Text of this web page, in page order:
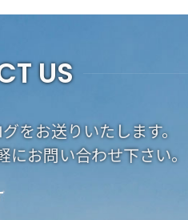
US
をお送りいたします。
お問い合わせ下さい。